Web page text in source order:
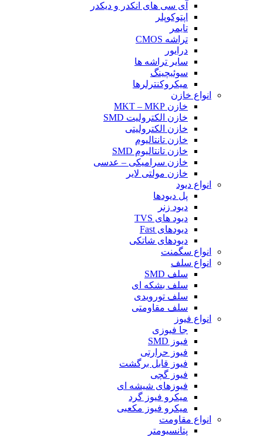
آی سی های انکدر و دیکدر
اپتوکوپلر
تایمر
تراشه CMOS
درایور
سایر تراشه ها
سوئیچینگ
میکروکنترلرها
انواع خازن
خازن MKT – MKP
خازن الکترولیت SMD
خازن الکترولیتی
خازن تانتالیوم
خازن تانتالیوم SMD
خازن سرامیکی – عدسی
خازن مولتی لایر
انواع دیود
پل دیودها
دیود زنر
دیود های TVS
دیودهای Fast
دیودهای شاتکی
انواع سگمنت
انواع سلف
سلف SMD
سلف بشکه ای
سلف تورویدی
سلف مقاومتی
انواع فیوز
جا فیوزی
فیوز SMD
فیوز حرارتی
فیوز قابل برگشت
فیوز گچی
فیوزهای شیشه ای
میکرو فیوز گرد
میکرو فیوز مکعبی
انواع مقاومت
پتانسیومتر